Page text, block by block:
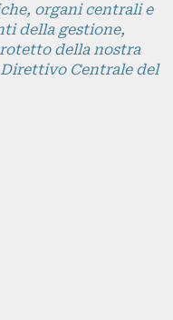
organi centrali e
della gestione,
della nostra
Centrale del